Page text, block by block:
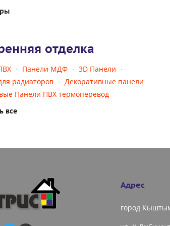
отделка
Панели МДФ
3D Панели
радиаторов
Декоративные панели
Панели ПВХ термоперевод
все
Адрес
город